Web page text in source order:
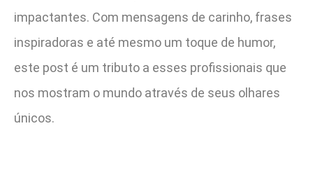
impactantes. Com mensagens de carinho, frases
inspiradoras e até mesmo um toque de humor,
este post é um tributo a esses profissionais que
nos mostram o mundo através de seus olhares
únicos.